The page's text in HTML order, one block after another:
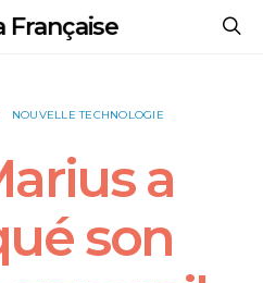
Française
NOUVELLE TECHNOLOGIE
a
son